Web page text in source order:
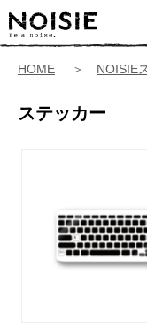
HOME ＞ NOISIE
ステッカー